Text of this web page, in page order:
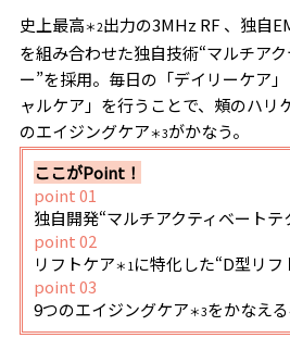
史上最高＊2出力の3MHz RF 、独自
を組み合わせた独自技術“マルチア
ー”を採用。毎日の「デイリーケア
ャルケア」を行うことで、頰のハリ
のエイジングケア＊3がかなう。
ここがPoint！
point 01
独自開発“マルチアクティベートテ
point 02
リフトケア＊1に特化した“D型リフ
point 03
9つのエイジングケア＊3をかなえ